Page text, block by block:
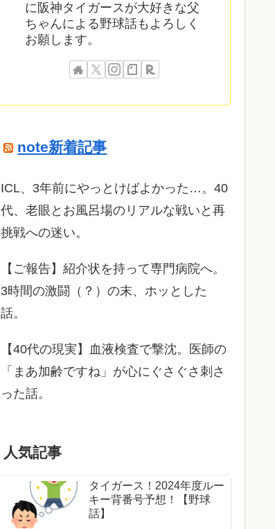
に阪神タイガースが大好きな父
ちゃんによる野球話もよろしく
お願します。
note新着記事
ICL、3年前にやっとけばよかった…。40
代、老眼とお風呂場のリアルな戦いと再
挑戦への迷い。
​【ご報告】紹介状を持って専門病院へ。
3時間の激闘（？）の末、ホッとした
話。
【40代の現実】血液検査で撃沈。医師の
「まあ加齢ですね」が心にぐさぐさ刺さ
った話。
人気記事
タイガース！2024年度ルー
キー背番号予想！【野球
話】